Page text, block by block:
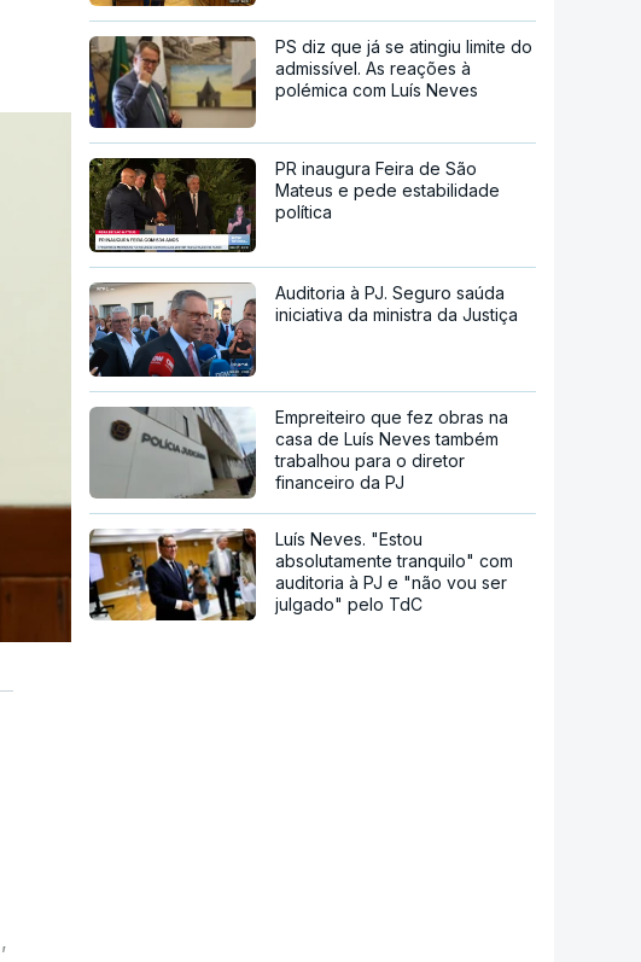
,
PS diz que já se atingiu limite do
admissível. As reações à
polémica com Luís Neves
PR inaugura Feira de São
Mateus e pede estabilidade
política
Auditoria à PJ. Seguro saúda
iniciativa da ministra da Justiça
Empreiteiro que fez obras na
casa de Luís Neves também
trabalhou para o diretor
financeiro da PJ
Luís Neves. "Estou
absolutamente tranquilo" com
auditoria à PJ e "não vou ser
julgado" pelo TdC